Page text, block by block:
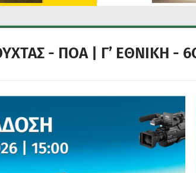
- ΠΟΑ | Γ’ ΕΘΝΙΚΗ -